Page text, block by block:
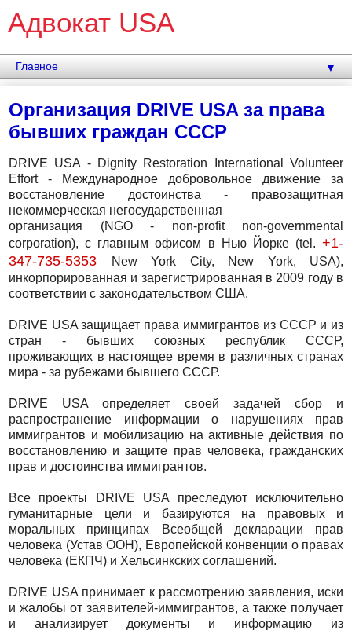
Адвокат USA
▼
Организация DRIVE USA за права
бывших граждан СССР
DRIVE USA - Dignity Restoration International Volunteer
Effort - Международное добровольное движение за
восстановление достоинства - правозащитная
некоммерческая негосударственная
организация (NGO - non-profit non-governmental
corporation), с главным офисом в Нью Йорке (tel. +1-
347-735-5353
New York City, New York, USA),
инкорпорированная и зарегистрированная в 2009 году в
соответствии с законодательством США.
DRIVE USA защищает права иммигрантов из СССР и из
стран - бывших союзных республик СССР,
проживающих в настоящее время в различных странах
мира - за рубежами бывшего СССР.
DRIVE USA определяет своей задачей сбор и
распространение информации о нарушениях прав
иммигрантов и мобилизацию на активные действия по
восстановлению и защите прав человека, гражданских
прав и достоинства иммигрантов.
Все проекты DRIVE USA преследуют исключительно
гуманитарные цели и базируются на правовых и
моральных принципах Всеобщей декларации прав
человека (Устав ООН), Европейской конвенции о правах
человека (ЕКПЧ) и Хельсинкских соглашений.
DRIVE USA принимает к рассмотрению заявления, иски
и жалобы от заявителей-иммигрантов, а также получает
и анализирует документы и информацию из